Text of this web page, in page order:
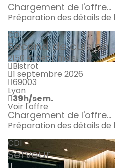
Chargement de l'offre...
Préparation des détails de
CDI
Second de cuisine
2150 €net / mois
Bistrot
1 septembre 2026
69003
Lyon
39h/sem.
Voir l'offre
Chargement de l'offre...
Préparation des détails de
CDI
Serveur